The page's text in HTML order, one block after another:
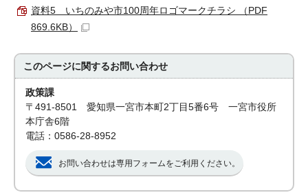
資料5 いちのみや市100周年ロゴマークチラシ （PDF
869.6KB）
このページに関するお問い合わせ
政策課
〒491-8501 愛知県一宮市本町2丁目5番6号 一宮市役所
本庁舎6階
電話：0586-28-8952
お問い合わせは専用フォームをご利用ください。